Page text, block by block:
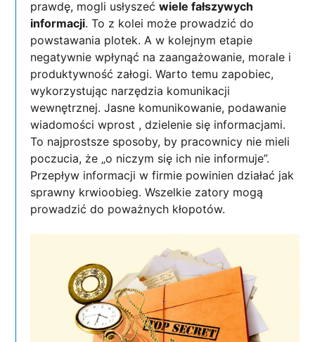
prawdę, mogli usłyszećwiele fałszywych
informacji. To z kolei może prowadzić do
powstawania plotek. A w kolejnym etapie
negatywnie wpłynąć na zaangażowanie, morale i
produktywność załogi. Warto temu zapobiec,
wykorzystując narzędzia komunikacji
wewnętrznej. Jasne komunikowanie, podawanie
wiadomości wprost , dzielenie się informacjami.
To najprostsze sposoby, by pracownicy nie mieli
poczucia, że „o niczym się ich nie informuje”.
Przepływ informacji w firmie powinien działać jak
sprawny krwioobieg. Wszelkie zatory mogą
prowadzić do poważnych kłopotów.